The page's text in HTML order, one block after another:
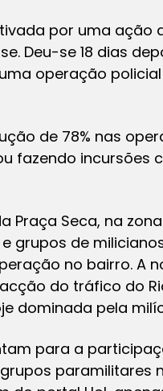
por uma ação
Deu-se 18 dias
operação
de 78% nas
fazendo incursões
Seca, na
de
no bairro. A
do tráfico do
dominada pela
para a
paramilitares